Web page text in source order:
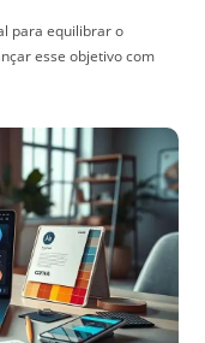
para equilibrar o
esse objetivo com